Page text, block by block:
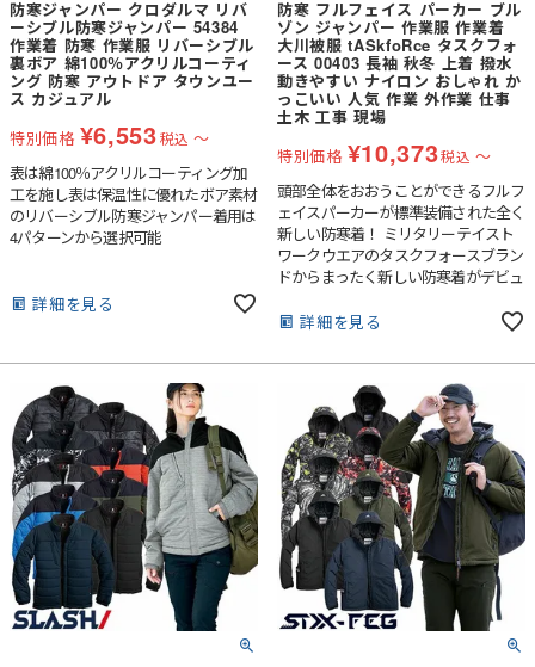
防寒ジャンパー クロダルマ リバ
ーシブル防寒ジャンパー 54384
作業着 防寒 作業服 リバーシブル
裏ボア 綿100％アクリルコーティ
ング 防寒 アウトドア タウンユー
ス カジュアル
特別価格 ¥6,553税込 〜
表は綿100％アクリルコーティング加
工を施し表は保温性に優れたボア素材
のリバーシブル防寒ジャンパー着用は
4パターンから選択可能
詳細を見る
防寒 フルフェイス パーカー ブル
ゾン ジャンパー 作業服 作業着
大川被服 tASkfoRce タスクフォ
ース 00403 長袖 秋冬 上着 撥水
動きやすい ナイロン おしゃれ か
っこいい 人気 作業 外作業 仕事
土木 工事 現場
特別価格 ¥10,373税込 〜
頭部全体をおおうことができるフルフ
ェイスパーカーが標準装備された全く
新しい防寒着！ ミリタリーテイスト
ワークウエアのタスクフォースブラン
ドからまったく新しい防寒着がデビュ
きるフルフェイスパーカー標準装備。
方は無限大！限定販売のためぜひお早
めにどうぞ。
詳細を見る